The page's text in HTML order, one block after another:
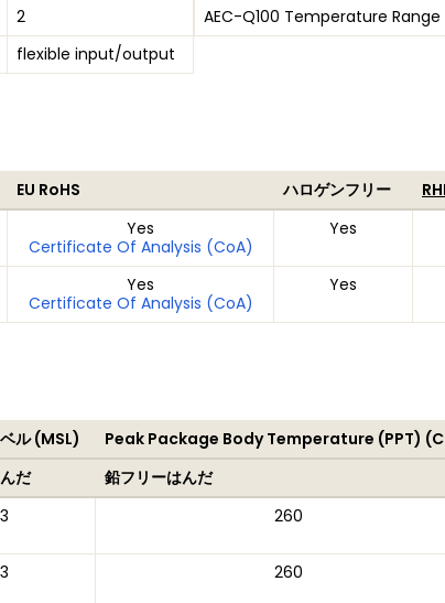
2
flexible input/output
AEC-Q100 Temperature Range
EU RoHS ハロゲンフリー
Yes
Certificate Of Analysis (CoA)
Yes
Yes
Certificate Of Analysis (CoA)
Yes
ル (MSL) Peak Package Body Temperature (PPT)
だ
鉛フリーはんだ
3 260
3 260